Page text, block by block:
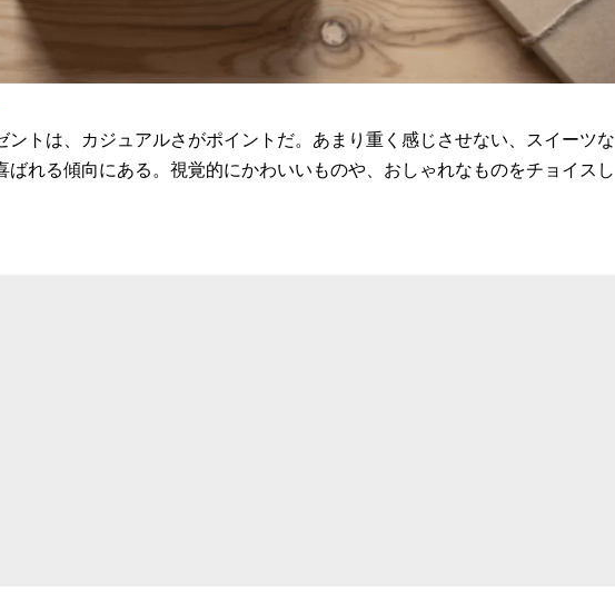
ントは、カジュアルさがポイントだ。あまり重く感じさせない、スイーツな
ばれる傾向にある。視覚的にかわいいものや、おしゃれなものをチョイスし